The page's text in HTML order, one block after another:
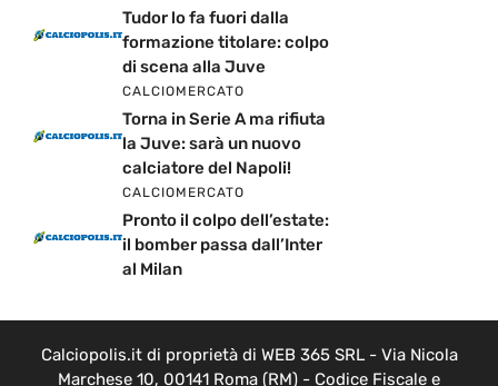
Tudor lo fa fuori dalla
formazione titolare: colpo
di scena alla Juve
CALCIOMERCATO
Torna in Serie A ma rifiuta
la Juve: sarà un nuovo
calciatore del Napoli!
CALCIOMERCATO
Pronto il colpo dell’estate:
il bomber passa dall’Inter
al Milan
Calciopolis.it di proprietà di WEB 365 SRL - Via Nicola
Marchese 10, 00141 Roma (RM) - Codice Fiscale e